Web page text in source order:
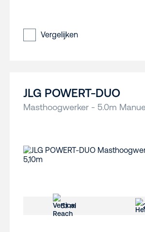
Vergelijken
JLG POWERT-DUO
Masthoogwerker - 5.0m
5.1 m